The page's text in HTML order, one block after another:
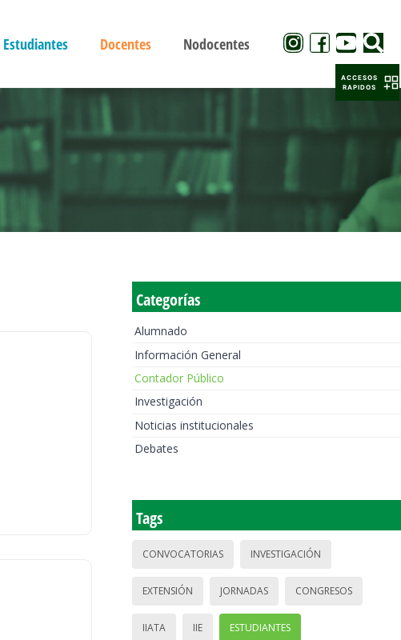
Estudiantes Docentes Nodocentes
Categorías
Alumnado
Información General
Contador Público
Investigación
Noticias institucionales
Debates
Tags
CONVOCATORIAS INVESTIGACIÓN
EXTENSIÓN JORNADAS CONGRESOS
IIATA IIE ESTUDIANTES
ACCESOS
RAPIDOS